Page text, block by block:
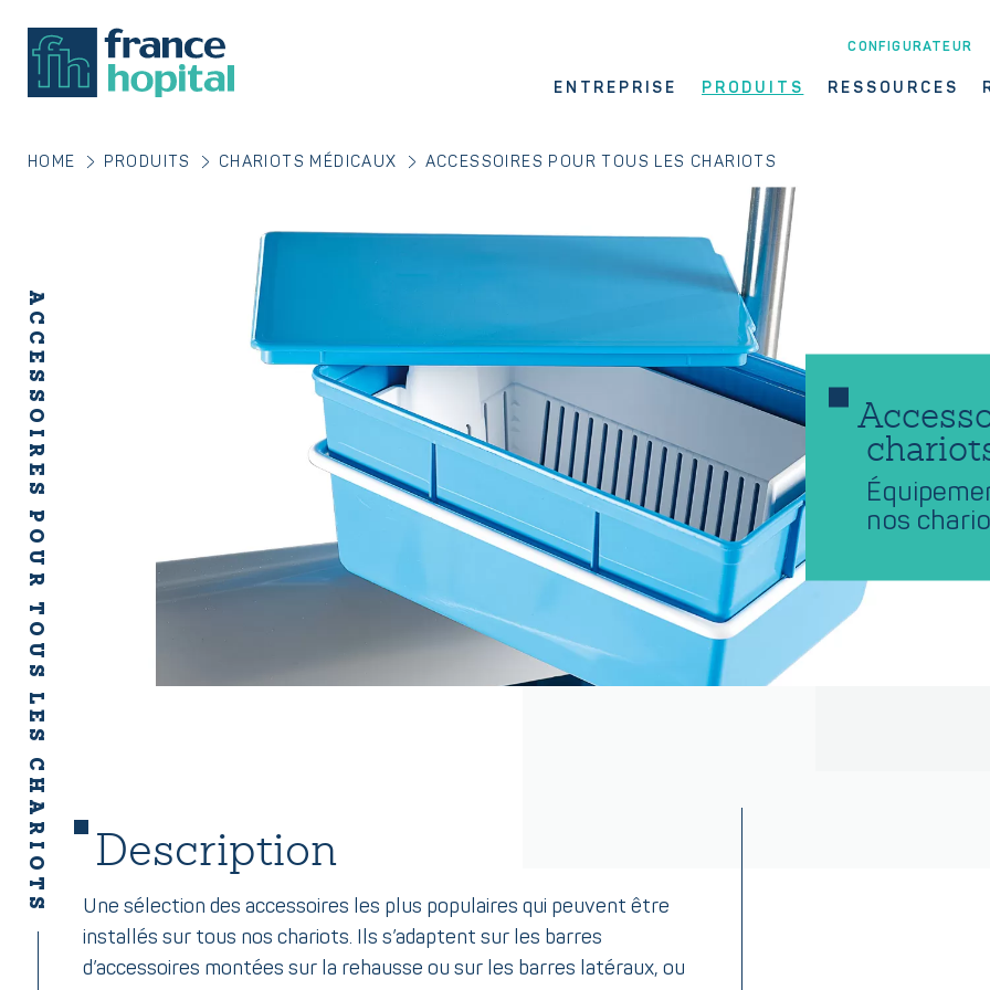
ENTREPRISE PRODUITS RESSOURCES
CONFIGURATEUR
ACCESSOIRES POUR TOUS LES CHARIOTS
HOME PRODUITS CHARIOTS MÉDICAUX ACCESSOIRES POUR TOUS LES CHARIOTS
nos
Description
Une sélection des accessoires les plus populaires qui peuvent être
installés sur tous nos chariots. Ils s’adaptent sur les barres
d’accessoires montées sur la rehausse ou sur les barres latéraux, ou